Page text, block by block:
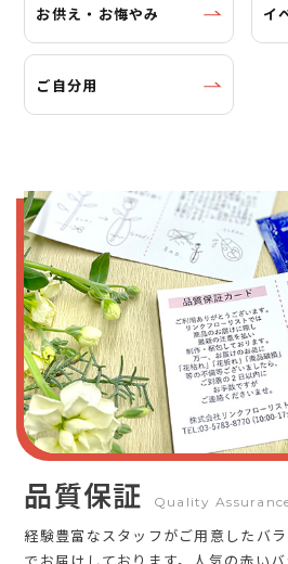
お供え・お悔やみ イ
ご自分用
品質保証 Quality
経験豊富なスタッフがご用意したバ